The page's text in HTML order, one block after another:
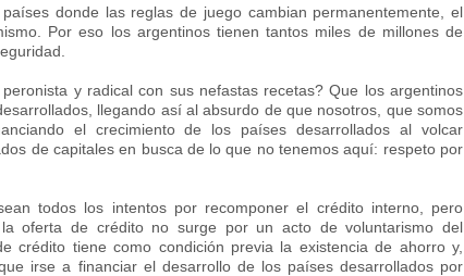
donde las reglas de juego cambian permanentemente, el
Por eso los argentinos tienen tantos miles de millones de
y radical con sus nefastas recetas? Que los argentinos
llegando así al absurdo de que nosotros, que somos
el crecimiento de los países desarrollados al volcar
de capitales en busca de lo que no tenemos aquí: respeto por
todos los intentos por recomponer el crédito interno, pero
oferta de crédito no surge por un acto de voluntarismo del
crédito tiene como condición previa la existencia de ahorro y,
irse a financiar el desarrollo de los países desarrollados por